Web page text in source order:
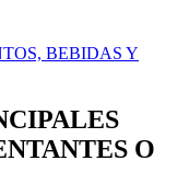
BEBIDAS Y
O